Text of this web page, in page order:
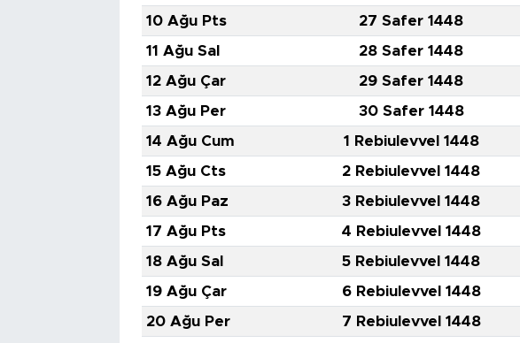
10 Ağu Pts
27 Safer 1448
11 Ağu Sal
28 Safer 1448
12 Ağu Çar
29 Safer 1448
13 Ağu Per
30 Safer 1448
14 Ağu Cum
1 Rebiulevvel 1448
15 Ağu Cts
2 Rebiulevvel 1448
16 Ağu Paz
3 Rebiulevvel 1448
17 Ağu Pts
4 Rebiulevvel 1448
18 Ağu Sal
5 Rebiulevvel 1448
19 Ağu Çar
6 Rebiulevvel 1448
20 Ağu Per
7 Rebiulevvel 1448